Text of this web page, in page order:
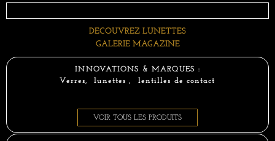
DECOUVREZ LUNETTES
GALERIE MAGAZINE
INNOVATIONS & MARQUES :
Verres, lunettes , lentilles de contact
VOIR TOUS LES PRODUITS